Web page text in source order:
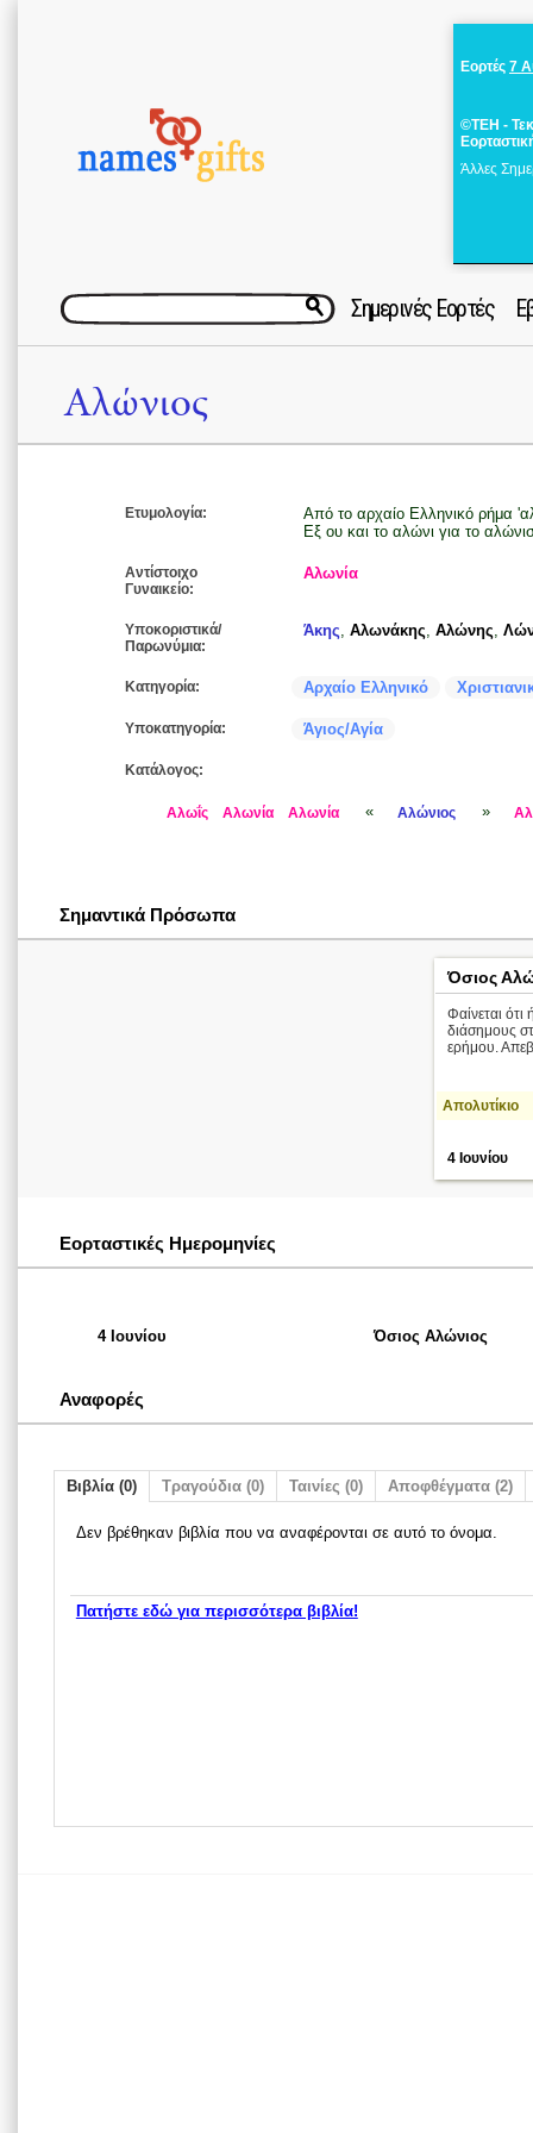
Εορτές 7
©ΤΕΗ -
Άλλες
Σημερινές Εορτές
Αλώνιος
Ετυμολογία:
Από το αρχαίο Ελληνικό ρήμα
Εξ ου και το αλώνι για το
Αντίστοιχο
Γυναικείο:
Αλωνία
Υποκοριστικά/
Παρωνύμια:
Άκης, Αλωνάκης, Αλώνης,
Κατηγορία: Αρχαίο Ελληνικό
Υποκατηγορία: Άγιος/Αγία
Κατάλογος:
Αλωΐς Αλωνία Αλωνία « Αλώνιος »
Σημαντικά Πρόσωπα
Όσιος
Φαίνεται
διάσημους
ερήμου.
Απολυτίκιο
4 Ιουνίου
Εορταστικές Ημερομηνίες
4 Ιουνίου Όσιος Αλώνιος
Αναφορές
Βιβλία (0) Τραγούδια (0) Ταινίες (0) Αποφθέγματα (2)
Δεν βρέθηκαν βιβλία που να αναφέρονται σε αυτό το όνομα.
Πατήστε εδώ για περισσότερα βιβλία!